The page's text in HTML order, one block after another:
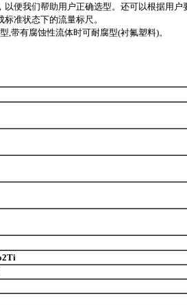
以便我们帮助用户正确选型。还可以根据用户
准状态下的流量标尺。
,带有腐蚀性流体时可耐腐型(衬氟塑料)。